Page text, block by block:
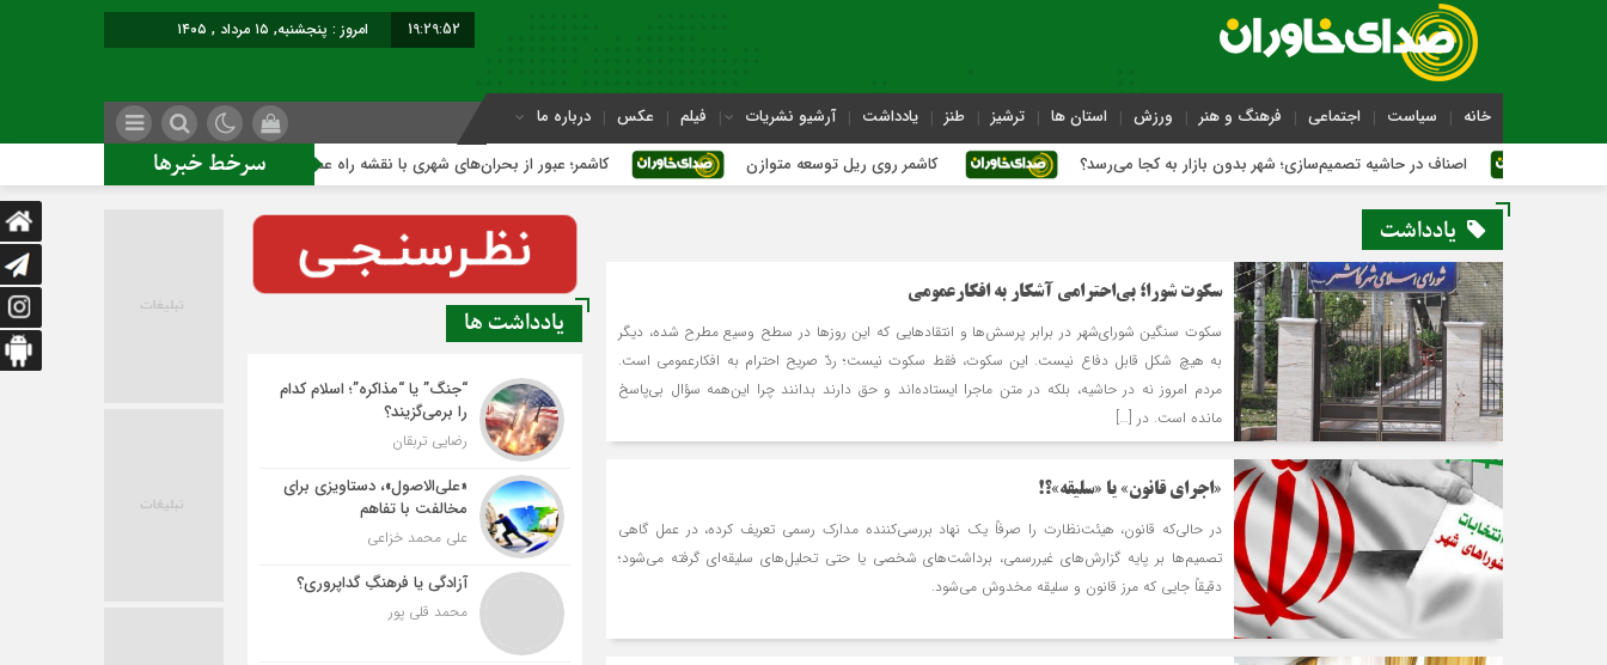
19:29:52 امروز : پنجشنبه, ۱۵ مرداد , ۱۴۰۵
خانه سیاست اجتماعی فرهنگ و هنر ورزش استان ها ترشیز طنز یادداشت آرشیو نشریات فیلم عکس درباره ما
سرخط خبرها اصناف در حاشیه تصمیم‌سازی؛ شهر بدون بازار به کجا می‌رسد؟ کاشمر روی ریل توسعه متوازن کاشمر؛ عبور از بحران‌های شهری با نقشه راه عملیاتی ساخت ساختمان اداری جدید ممنوع؛
یادداشت
سکوت شورا؛ بی‌احترامی آشکار به افکارعمومی
سکوت سنگین شورای‌شهر در برابر پرسش‌ها و انتقادهایی که این روزها در سطح وسیع مطرح شده، دیگر
به هیچ شکل قابل دفاع نیست. این سکوت، فقط سکوت نیست؛ ردّ صریح احترام به افکارعمومی است.
مردم امروز نه در حاشیه، بلکه در متن ماجرا ایستاده‌اند و حق دارند بدانند چرا این‌همه سؤال بی‌پاسخ
مانده است. در […]
«اجرای قانون» یا «سلیقه»؟!
در حالی‌که قانون، هیئت‌نظارت را صرفاً یک نهاد بررسی‌کننده مدارک رسمی تعریف کرده، در عمل گاهی
تصمیم‌ها بر پایه گزارش‌های غیررسمی، برداشت‌های شخصی یا حتی تحلیل‌های سلیقه‌ای گرفته می‌شود؛
دقیقاً جایی که مرز قانون و سلیقه مخدوش می‌شود.
یادداشت ها
“جنگ” یا “مذاکره”؛ اسلام کدام
را برمی‌گزیند؟
رضایی تربقان
«علی‌الاصول»، دستاویزی برای
مخالفت با تفاهم
علی محمد خزاعی
آزادگی یا فرهنگِ گداپروری؟
محمد قلی پور